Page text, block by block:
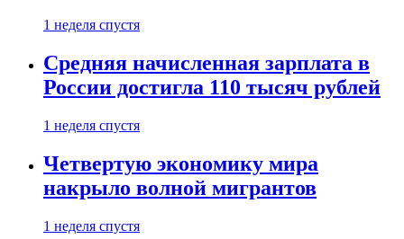
1 неделя спустя
Средняя начисленная зарплата в
России достигла 110 тысяч рублей
1 неделя спустя
Четвертую экономику мира
накрыло волной мигрантов
1 неделя спустя